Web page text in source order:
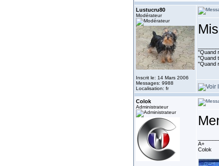
Lustucru80
Modérateur
Inscrit le: 14 Mars 2006
Messages: 9988
Localisation: fr
"Quand
"Quand
"Quand
Colok
Administrateur
A+
Colok